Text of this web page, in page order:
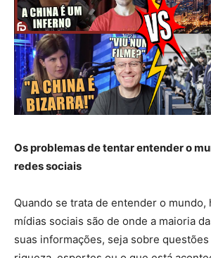
Os problemas de tentar entender o
redes sociais
Quando se trata de entender o mundo,
mídias sociais são de onde a maioria
suas informações, seja sobre questões